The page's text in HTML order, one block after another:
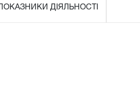
ПОКАЗНИКИ ДІЯЛЬНОСТІ